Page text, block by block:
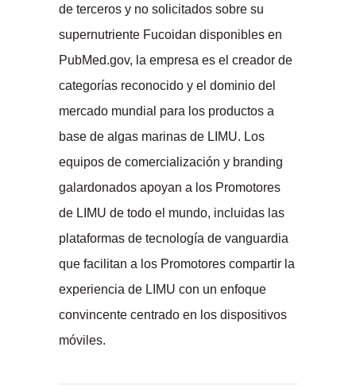
de terceros y no solicitados sobre su
supernutriente Fucoidan disponibles en
PubMed.gov, la empresa es el creador de
categorías reconocido y el dominio del
mercado mundial para los productos a
base de algas marinas de LIMU. Los
equipos de comercialización y branding
galardonados apoyan a los Promotores
de LIMU de todo el mundo, incluidas las
plataformas de tecnología de vanguardia
que facilitan a los Promotores compartir la
experiencia de LIMU con un enfoque
convincente centrado en los dispositivos
móviles.